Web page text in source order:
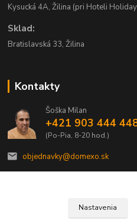
Kysucká 4A, Žilina (pri Hoteli
Sklad:
Bratislavská 33, Žilina
Kontakty
Šoška Milan
+421 903 444
(Po-Pia, 8-20 hod.)
objednavky@domexo.sk
Nastavenia